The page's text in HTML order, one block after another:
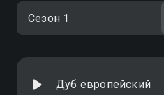
Дуб европейский